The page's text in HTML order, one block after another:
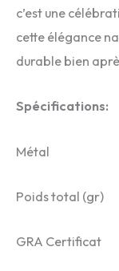
c’est une
cette élégance
durable bien
Spécifications:
Métal
Poids total
GRA